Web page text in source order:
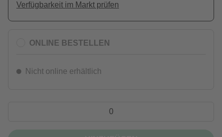
Verfügbarkeit im Markt prüfen
ONLINE BESTELLEN
Nicht online erhältlich